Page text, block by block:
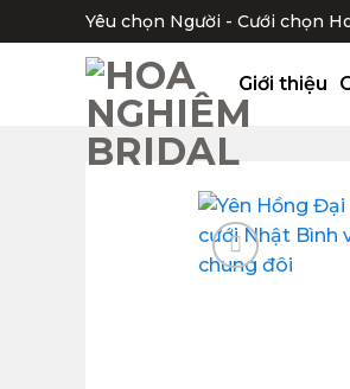
qua
Yêu chọn Người - Cưới chọn
Giới thiệu